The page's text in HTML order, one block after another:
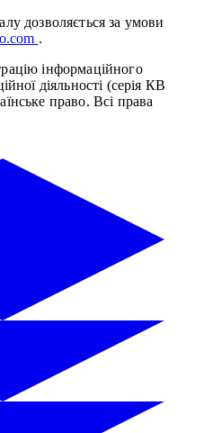
дозволяється за умови
.
інформаційного
діяльності (серія КВ
право. Всі права